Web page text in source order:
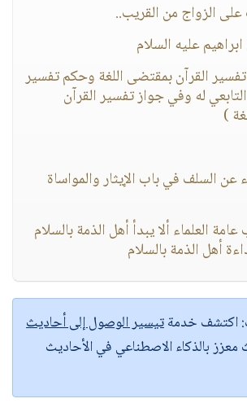
على الزواج من القريب..
عليه السلام
القرآن بمقتضى اللغة وحكم تفسير
له وفي جواز تفسير القرآن
)
السلف في باب الإيثار والمواساة
العلماء ألا يبدأ أهل الذمة بالسلام
أهل الذمة بالسلام
اكتشف خدمةتيسير الوصول إلى أحاديث
بالذكاء الاصطناعي في الأحاديث